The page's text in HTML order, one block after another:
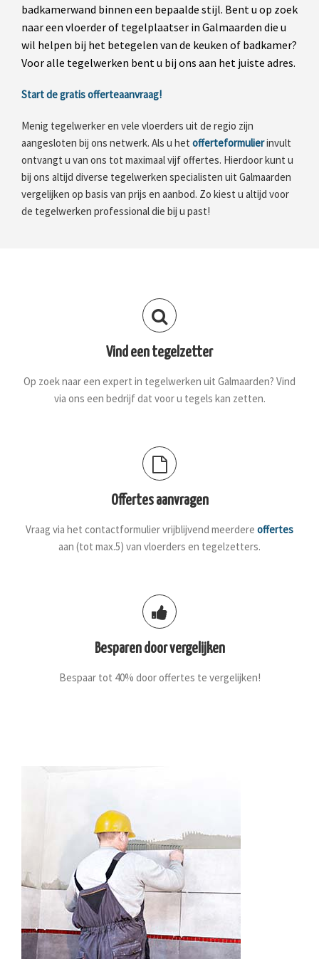
badkamerwand binnen een bepaalde stijl. Bent u op zoek
naar een vloerder of tegelplaatser in Galmaarden die u
wil helpen bij het betegelen van de keuken of badkamer?
Voor alle tegelwerken bent u bij ons aan het juiste adres.
Start de gratis offerteaanvraag!
Menig tegelwerker en vele vloerders uit de regio zijn
aangesloten bij ons netwerk. Als u het offerteformulierinvult
ontvangt u van ons tot maximaal vijf offertes. Hierdoor kunt u
bij ons altijd diverse tegelwerken specialisten uit Galmaarden
vergelijken op basis van prijs en aanbod. Zo kiest u altijd voor
de tegelwerken professional die bij u past!
Vind een tegelzetter
Op zoek naar een expert in tegelwerken uit Galmaarden? Vind
via ons een bedrijf dat voor u tegels kan zetten.
Offertes aanvragen
Vraag via het contactformulier vrijblijvend meerdere offertes
aan (tot max.5) van vloerders en tegelzetters.
Besparen door vergelijken
Bespaar tot 40% door offertes te vergelijken!